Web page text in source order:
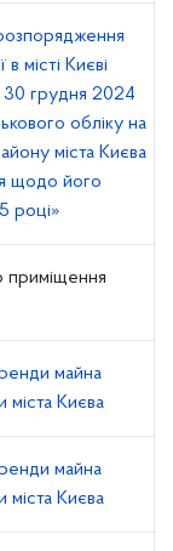
місті Києві
30 грудня 2024
обліку на
міста Києва
щодо його
році»
приміщення
майна
міста Києва
майна
міста Києва